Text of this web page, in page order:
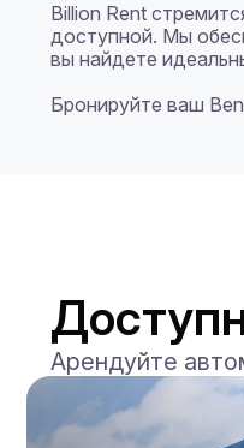
Billion Rent
доступной. Мы
вы найдете
Бронируйте ваш
Арендуйте